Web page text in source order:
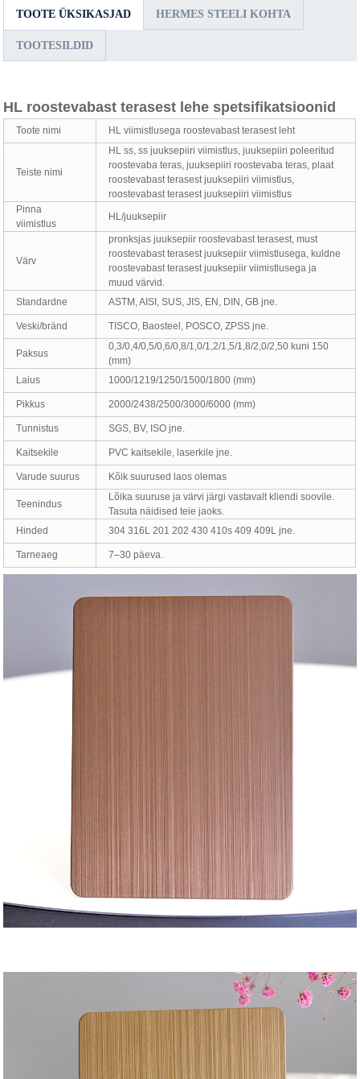
TOOTE ÜKSIKASJAD HERMES STEELI KOHTA
TOOTESILDID
HL roostevabast terasest lehe spetsifikatsioonid
Toote nimi HL viimistlusega roostevabast terasest leht
Teiste nimi
HL ss, ss juuksepiiri viimistlus, juuksepiiri poleeritud
roostevaba teras, juuksepiiri roostevaba teras, plaat
roostevabast terasest juuksepiiri viimistlus,
roostevabast terasest juuksepiiri viimistlus
Pinna
viimistlus
HL/juuksepiir
Värv
pronksjas juuksepiir roostevabast terasest, must
roostevabast terasest juuksepiir viimistlusega, kuldne
roostevabast terasest juuksepiir viimistlusega ja
muud värvid.
Standardne
ASTM, AISI, SUS, JIS, EN, DIN, GB jne.
Veski/bränd TISCO, Baosteel, POSCO, ZPSS jne.
Paksus
0,3/0,4/0,5/0,6/0,8/1,0/1,2/1,5/1,8/2,0/2,50 kuni 150
(mm)
Laius
1000/1219/1250/1500/1800 (mm)
Pikkus 2000/2438/2500/3000/6000 (mm)
Tunnistus SGS, BV, ISO jne.
Kaitsekile PVC kaitsekile, laserkile jne.
Varude suurus Kõik suurused laos olemas
Teenindus
Lõika suuruse ja värvi järgi vastavalt kliendi soovile.
Tasuta näidised teie jaoks.
Hinded
304 316L 201 202 430 410s 409 409L jne.
Tarneaeg 7–30 päeva.